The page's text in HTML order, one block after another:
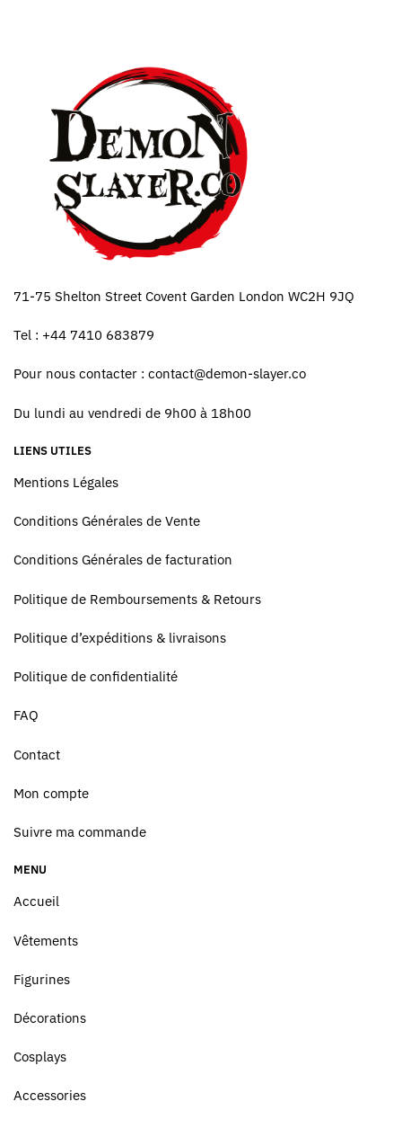
71-75 Shelton Street Covent Garden London WC2H 9JQ
Tel : +44 7410 683879
Pour nous contacter : contact@demon-slayer.co
Du lundi au vendredi de 9h00 à 18h00
LIENS UTILES
Mentions Légales
Conditions Générales de Vente
Conditions Générales de facturation
Politique de Remboursements & Retours
Politique d’expéditions & livraisons
Politique de confidentialité
FAQ
Contact
Mon compte
Suivre ma commande
MENU
Accueil
Vêtements
Figurines
Décorations
Cosplays
Accessories